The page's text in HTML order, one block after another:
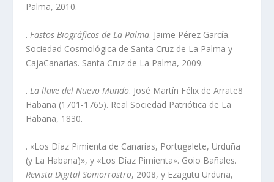
Palma, 2010.
. Fastos Biográficos de La Palma. Jaime Pérez Garcí­a.
Sociedad Cosmológica de Santa Cruz de La Palma y
CajaCanarias. Santa Cruz de La Palma, 2009.
.La llave del Nuevo Mundo. José Martí­n Félix de Arrate8
Habana (1701-1765). Real Sociedad Patriótica de La
Habana, 1830.
. «Los Dí­az Pimienta de Canarias, Portugalete, Urduña
(y La Habana)», y «Los Dí­az Pimienta». Goio Bañales.
Revista Digital Somorrostro, 2008, y Ezagutu Urduna,